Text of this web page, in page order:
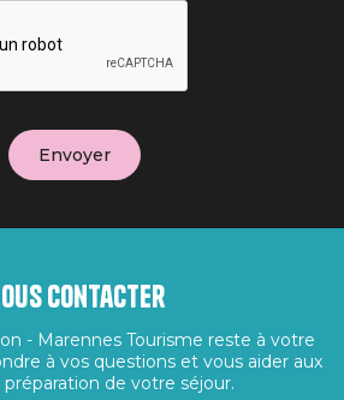
contacter
- Marennes Tourisme reste à votre
à vos questions et vous aider aux
préparation de votre séjour.